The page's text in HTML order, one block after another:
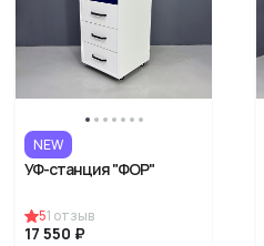
NEW
УФ-станция "ФОР"
51 отзыв
17 550 ₽